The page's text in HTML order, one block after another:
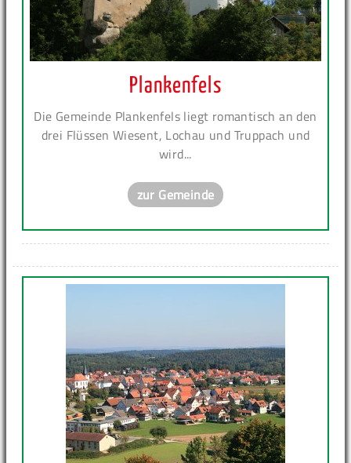
Plankenfels
Die Gemeinde Plankenfels liegt romantisch an den
drei Flüssen Wiesent, Lochau und Truppach und
wird...
zur Gemeinde